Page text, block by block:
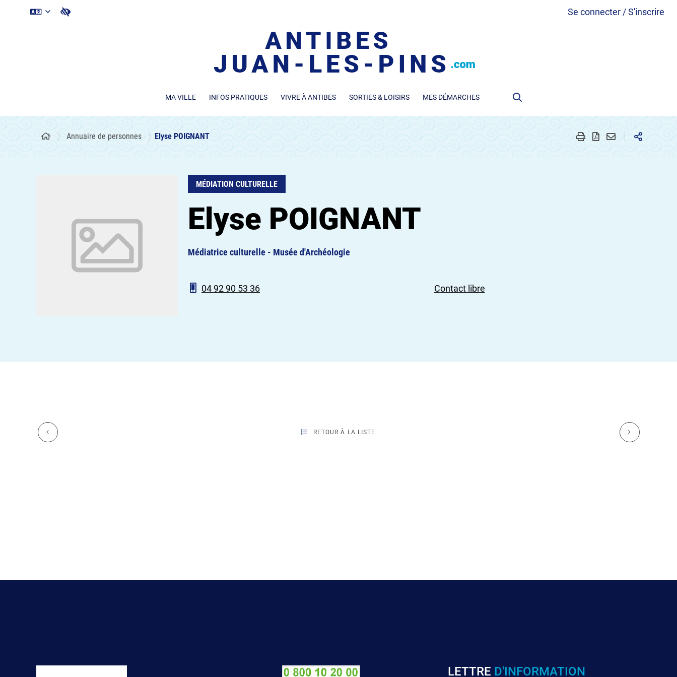
Se connecter / S'inscrire
MA VILLE INFOS PRATIQUES VIVRE À ANTIBES SORTIES & LOISIRS MES DÉMARCHES
Annuaire de personnes Elyse POIGNANT
MÉDIATION CULTURELLE
Elyse POIGNANT
Médiatrice culturelle - Musée d'Archéologie
04 92 90 53 36 Contact libre
RETOUR À LA LISTE
LETTRE D'INFORMATION